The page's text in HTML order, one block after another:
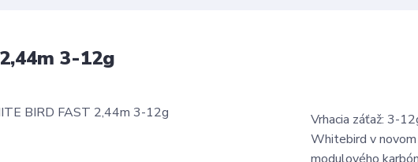
3-12g
Vrhacia záťaž: 3-
Whitebird v